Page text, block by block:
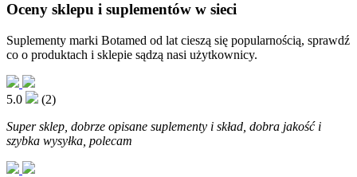
Oceny sklepu i suplementów w sieci
Suplementy marki Botamed od lat cieszą się popularnością, sprawdź
co o produktach i sklepie sądzą nasi użytkownicy.
5.0
(2)
Super sklep, dobrze opisane suplementy i skład, dobra jakość i
szybka wysyłka, polecam